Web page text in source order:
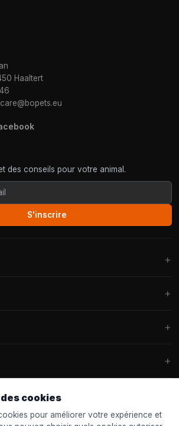
Haaltert
care@bopets.eu
des conseils pour votre animal.
S'inscrire
cookies
pour améliorer votre expérience et